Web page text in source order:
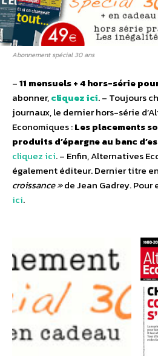
Abonnement spécial 30 ans
–11 mensuels + 4 hors-série
abonner,cliquez ici. – Toujours
journaux, le dernier hors-série
Economiques :Les placements
produits d’épargne au banc
cliquez ici. – Enfin, Alternatives
également éditeur. Dernier titre
croissance »de Jean Gadrey. Pour
ici.